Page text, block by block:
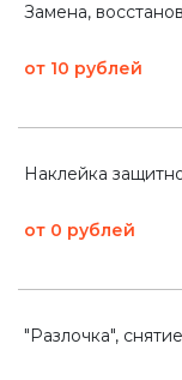
Замена,
от 10 рублей
Наклейка
от 0 рублей
"Разлочка",